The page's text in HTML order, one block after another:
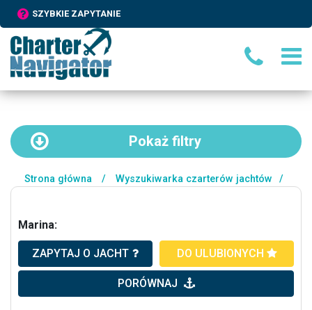
SZYBKIE ZAPYTANIE
Pokaż filtry
Strona główna / Wyszukiwarka czarterów jachtów /
Marina:
ZAPYTAJ O JACHT DO ULUBIONYCH
PORÓWNAJ